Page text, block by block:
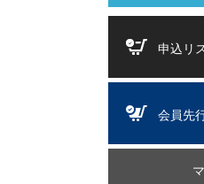
申込リ
会員先